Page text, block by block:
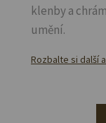
klenby a
umění.
Rozbalte si další